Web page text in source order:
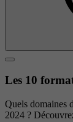
Les 10
Quels domaines
2024 ?